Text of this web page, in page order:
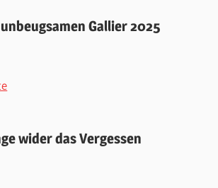
Gallier 2025
wider das Vergessen